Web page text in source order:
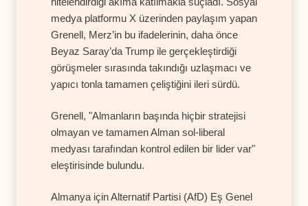
medya platformu X üzerinden paylaşım yapan
Grenell, Merz’in bu ifadelerinin, daha önce
Beyaz Saray’da Trump ile gerçekleştirdiği
görüşmeler sırasında takındığı uzlaşmacı ve
yapıcı tonla tamamen çeliştiğini ileri sürdü.
Grenell, "Almanların başında hiçbir stratejisi
olmayan ve tamamen Alman sol-liberal
medyası tarafından kontrol edilen bir lider var"
eleştirisinde bulundu.
Almanya için Alternatif Partisi (AfD) Eş Genel